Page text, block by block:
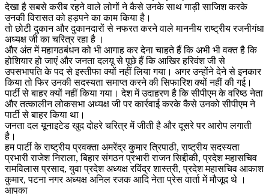
देखा है सबसे करीब रहने वाले लोगों ने कैसे उनके साथ गाड़ी साजिश करके
उनकी विरासत को हड़पने का काम किया है।
तो छोटी दुकान और दुकानदारों से नफरत करने वाले माननीय राष्ट्रीय रजनीगंधा
अध्यक्ष जी का चरित्र रहा है ।
और अंत में महागठबंधन को भी आगाह कर देना चाहते हैं कि अभी भी वक्त है कि
होशियार हो जाएं और जनता दलयू से पूछे हैं कि आखिर हरिवंश जी से
उपसभापति के पद से इस्तीफा क्यों नहीं लिया गया। अगर उन्होंने देने से इनकार
किया तो फिर उनकी सदस्यता समाप्त करने की सिफारिश क्यों नहीं की गई।
पार्टी से बाहर क्यों नहीं किया गया। देश में उदाहरण है कि सीपीएम के वरिष्ठ नेता
और तत्कालीन लोकसभा अध्यक्ष जी पर कार्रवाई करके कैसे उनको सीपीएम ने
पार्टी से बाहर किया था।
जनता दल यूनाइटेड खुद दोहरे चरित्र में जीती है और दूसरे पर आरोप लगाती
है।
हम पार्टी के राष्ट्रीय प्रवक्ता अमरेंद्र कुमार त्रिपाठी, राष्ट्रीय सदस्यता
प्रभारी राजेश निराला, बिहार संगठन प्रभारी राजन सिद्दीकी, प्रदेश महासचिव
रामविलास प्रसाद, युवा प्रदेश अध्यक्ष रविंद्र शास्त्री, प्रदेश महासचिव आकाश
कुमार, पटना नगर अध्यक्ष अनिल रजक आदि नेता प्रेस वार्ता में मौजूद थे ।
आपका